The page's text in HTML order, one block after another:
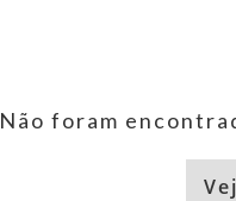
Não foram